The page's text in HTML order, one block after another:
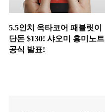
5.5인치 옥타코어 패블릿이
단돈 $130! 샤오미 홍미노트
공식 발표!